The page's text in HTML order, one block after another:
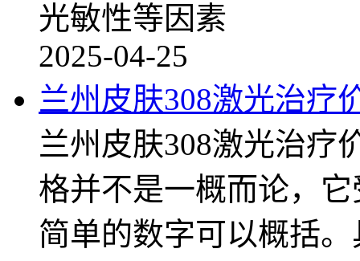
光敏性等因素
2025-04-25
兰州皮肤308激光治疗
兰州皮肤308激光治疗
格并不是一概而论，
简单的数字可以概括